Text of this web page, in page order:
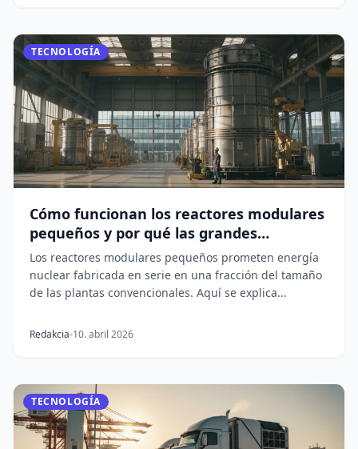
TECNOLOGÍA
Cómo funcionan los reactores modulares
pequeños y por qué las grandes
tecnológicas los quieren
Los reactores modulares pequeños prometen energía
nuclear fabricada en serie en una fracción del tamaño
de las plantas convencionales. Aquí se explica...
Redakcia 10. abril 2026
TECNOLOGÍA